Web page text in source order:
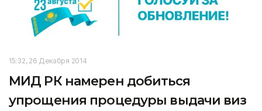
15:32, 26 Декабря 2014
МИД РК намерен добиться
упрощения процедуры выдачи виз